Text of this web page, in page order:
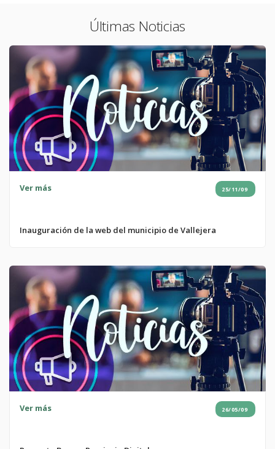
Últimas Noticias
Ver más 25/11/09
Inauguración de la web del municipio de Vallejera
Ver más 26/05/09